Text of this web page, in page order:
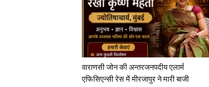
वाराणसी जोन की अन्तरजनपदीय एलार्म
एफिसिएन्सी रेस में मीरजापुर ने मारी बाजी